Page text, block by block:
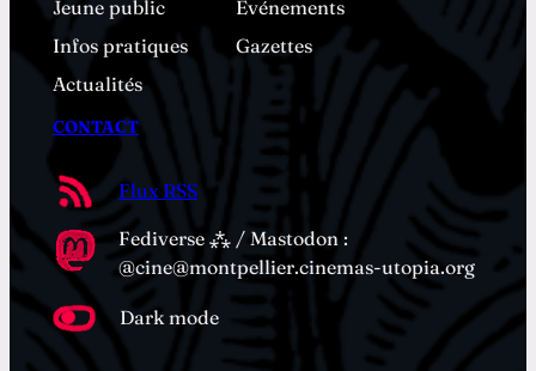
Jeune public
Événements
Infos pratiques
Gazettes
Actualités
CONTACT
Flux RSS
Fediverse ⁂ / Mastodon :
@cine@montpellier.cinemas-utopia.org
Dark mode